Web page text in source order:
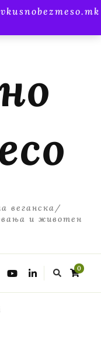
веганска/
и животен
0